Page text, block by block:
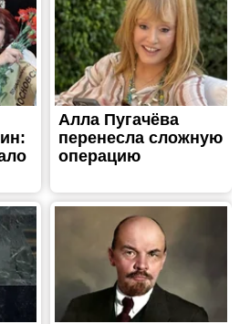
вдалося: в
жінка
від атаки на